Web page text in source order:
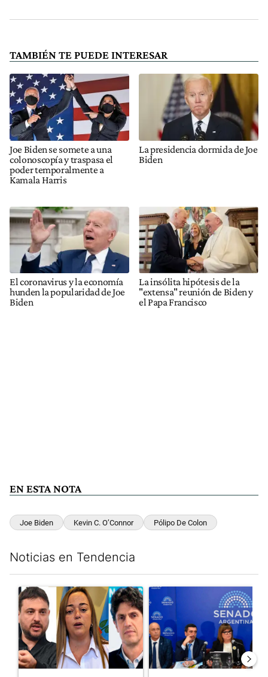
TAMBIÉN TE PUEDE INTERESAR
Joe Biden se somete a una
colonoscopía y traspasa el
poder temporalmente a
Kamala Harris
La presidencia dormida de Joe
Biden
El coronavirus y la economía
hunden la popularidad de Joe
Biden
La insólita hipótesis de la
"extensa" reunión de Biden y
el Papa Francisco
EN ESTA NOTA
Joe Biden Kevin C. O’Connor Pólipo De Colon
Noticias en Tendencia
Un artículo de tendencia con el título "Grabois, Moreau y
Un artículo de tendencia con